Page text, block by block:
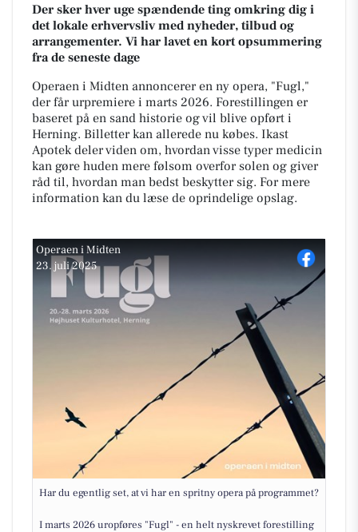
Der sker hver uge spændende ting omkring dig i
det lokale erhvervsliv med nyheder, tilbud og
arrangementer. Vi har lavet en kort opsummering
fra de seneste dage
Operaen i Midten annoncerer en ny opera, "Fugl,"
der får urpremiere i marts 2026. Forestillingen er
baseret på en sand historie og vil blive opført i
Herning. Billetter kan allerede nu købes. Ikast
Apotek deler viden om, hvordan visse typer medicin
kan gøre huden mere følsom overfor solen og giver
råd til, hvordan man bedst beskytter sig. For mere
information kan du læse de oprindelige opslag.
Operaen i Midten
23. juli 2025
Har du egentlig set, at vi har en spritny opera på programmet?
I marts 2026 uropføres "Fugl" - en helt nyskrevet forestilling